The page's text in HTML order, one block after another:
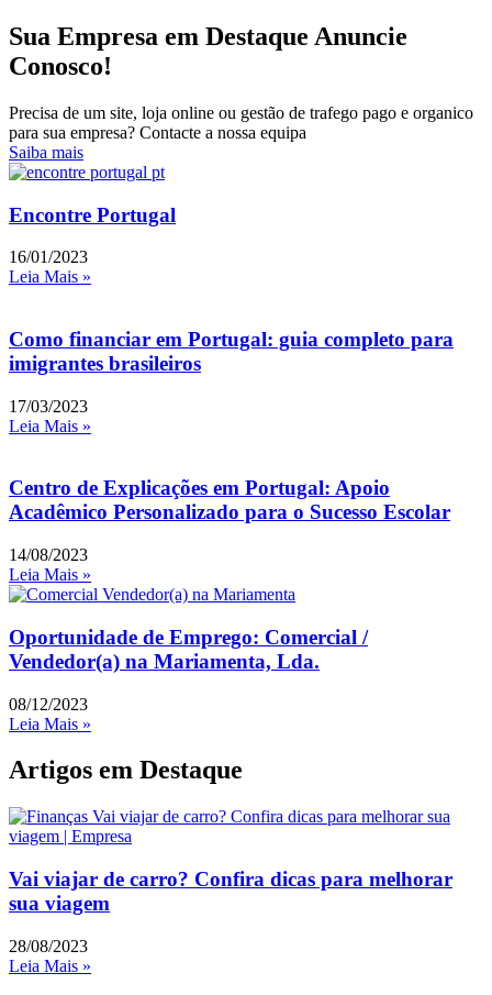
Sua Empresa em Destaque Anuncie
Conosco!
Precisa de um site, loja online ou gestão de trafego pago e organico
para sua empresa? Contacte a nossa equipa
Saiba mais
Encontre Portugal
16/01/2023
Leia Mais »
Como financiar em Portugal: guia completo para
imigrantes brasileiros
17/03/2023
Leia Mais »
Centro de Explicações em Portugal: Apoio
Acadêmico Personalizado para o Sucesso Escolar
14/08/2023
Leia Mais »
Oportunidade de Emprego: Comercial /
Vendedor(a) na Mariamenta, Lda.
08/12/2023
Leia Mais »
Artigos em Destaque
Vai viajar de carro? Confira dicas para melhorar
sua viagem
28/08/2023
Leia Mais »